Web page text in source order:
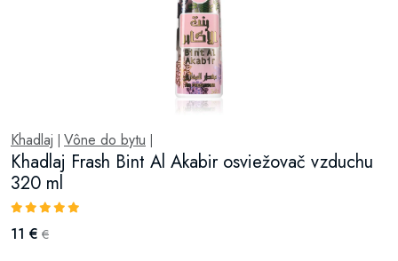
Khadlaj Vône do bytu
Khadlaj Frash Bint Al Akabir osviežovač vzduchu
320 ml
11 € €